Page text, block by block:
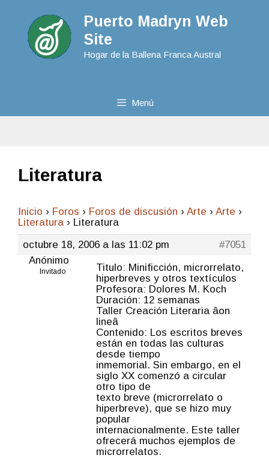
Puerto Madryn Web
Site
Hogar de la Ballena Franca Austral
Menú
Literatura
Inicio › Foros › Foros de discusión › Arte › Arte ›
Literatura › Literatura
octubre 18, 2006 a las 11:02 pm
#7051
Anónimo
Invitado
Titulo: Minificción, microrrelato,
hiperbreves y otros textículos
Profesora: Dolores M. Koch
Duración: 12 semanas
Taller Creación Literaria âon
lineâ
Contenido: Los escritos breves
están en todas las culturas
desde tiempo
inmemorial. Sin embargo, en el
siglo XX comenzó a circular
otro tipo de
texto breve (microrrelato o
hiperbreve), que se hizo muy
popular
internacionalmente. Este taller
ofrecerá muchos ejemplos de
microrrelatos.